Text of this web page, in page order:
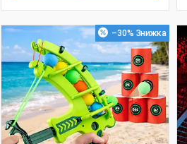
–30%